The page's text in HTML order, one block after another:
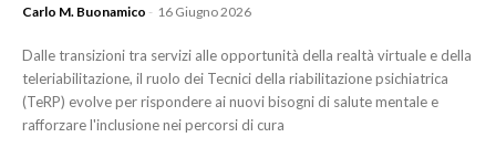
Carlo M. Buonamico - 16 Giugno 2026
Dalle transizioni tra servizi alle opportunità della realtà virtuale e della
teleriabilitazione, il ruolo dei Tecnici della riabilitazione psichiatrica
(TeRP) evolve per rispondere ai nuovi bisogni di salute mentale e
rafforzare l'inclusione nei percorsi di cura